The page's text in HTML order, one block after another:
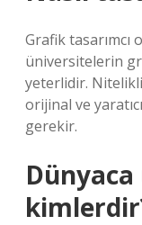
Grafik tasarımcı
üniversitelerin
yeterlidir.
orijinal ve
gerekir.
Dünyaca